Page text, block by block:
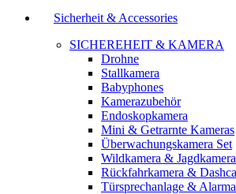
Sicherheit & Accessories
SICHEREHEIT & KAMERA
Drohne
Stallkamera
Babyphones
Kamerazubehör
Endoskopkamera
Mini & Getrarnte Kameras
Überwachungskamera Set
Wildkamera & Jagdkamera
Rückfahrkamera &
Türsprechanlage &